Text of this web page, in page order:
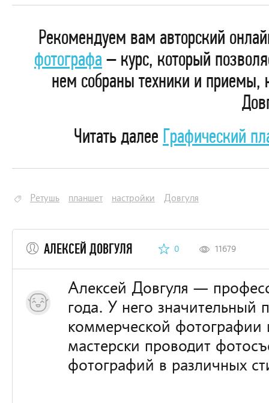
Рекомендуем вам авторский
фотографа – курс, который
нем собраны техники и приемы,
Читать далее Графический
Ретушь планшет настройки Довгуля
АЛЕКСЕЙ ДОВГУЛЯ 0 11679
Алексей Довгуля —
года. У него значительный
коммерческой фотографии
мастерски проводит
фотографий в различных